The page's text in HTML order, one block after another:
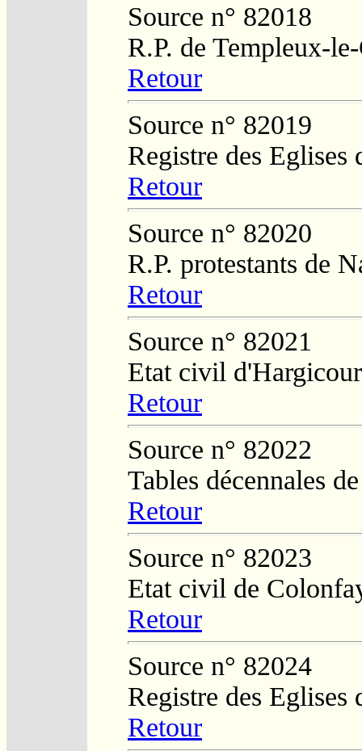
Source n° 82018
R.P. de Templeux-
Retour
Source n° 82019
Registre des Eglises
Retour
Source n° 82020
R.P. protestants de
Retour
Source n° 82021
Etat civil
Retour
Source n° 82022
Tables décennales
Retour
Source n° 82023
Etat civil de
Retour
Source n° 82024
Registre des Eglises
Retour